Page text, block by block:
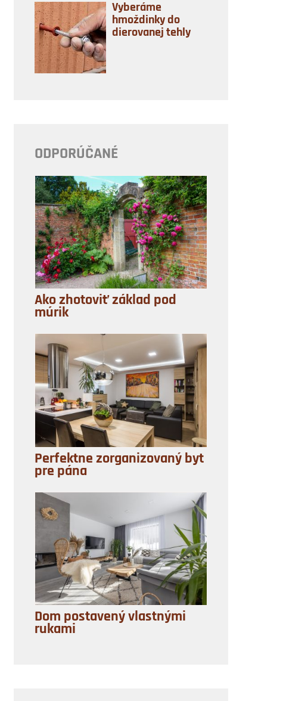
Vyberáme
hmoždinky do
dierovanej tehly
ODPORÚČANÉ
Ako zhotoviť základ pod
múrik
Perfektne zorganizovaný byt
pre pána
Dom postavený vlastnými
rukami